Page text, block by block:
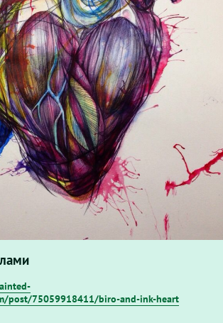
post/75059918411/biro-and-ink-heart